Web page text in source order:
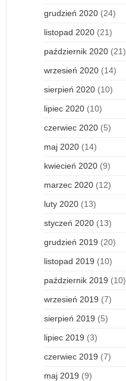
grudzień 2020 (24)
listopad 2020 (21)
październik 2020 (21)
wrzesień 2020 (14)
sierpień 2020 (10)
lipiec 2020 (10)
czerwiec 2020 (5)
maj 2020 (14)
kwiecień 2020 (9)
marzec 2020 (12)
luty 2020 (13)
styczeń 2020 (13)
grudzień 2019 (20)
listopad 2019 (10)
październik 2019 (10)
wrzesień 2019 (7)
sierpień 2019 (5)
lipiec 2019 (3)
czerwiec 2019 (7)
maj 2019 (9)